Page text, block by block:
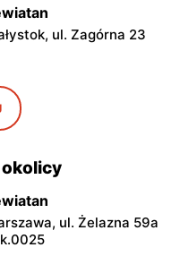
ul. Zagórna 23
ul. Jerzego
18b
ul. Atłasowa 1
okolicy
ul. Żelazna 59a